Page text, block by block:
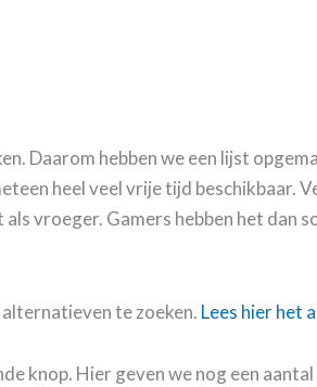
Daarom hebben we een lijst
heel veel vrije tijd beschikbaar.
vroeger. Gamers hebben het dan
te zoeken. Lees hier het
knop. Hier geven we nog een